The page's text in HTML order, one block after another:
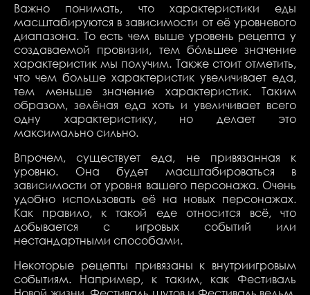
Важно понимать, что характеристики еды
масштабируются в зависимости от её уровневого
диапазона. То есть чем выше уровень рецепта у
создаваемой провизии, тем бóльшее значение
характеристик мы получим. Также стоит отметить,
что чем больше характеристик увеличивает еда,
тем меньше значение характеристик. Таким
образом, зелёная еда хоть и увеличивает всего
одну характеристику, но делает это
максимально сильно.
Впрочем, существует еда, не привязанная к
уровню. Она будет масштабироваться в
зависимости от уровня вашего персонажа. Очень
удобно использовать её на новых персонажах.
Как правило, к такой еде относится всё, что
добывается с игровых событий или
нестандартными способами.
Некоторые рецепты привязаны к внутриигровым
событиям. Например, к таким, как Фестиваль